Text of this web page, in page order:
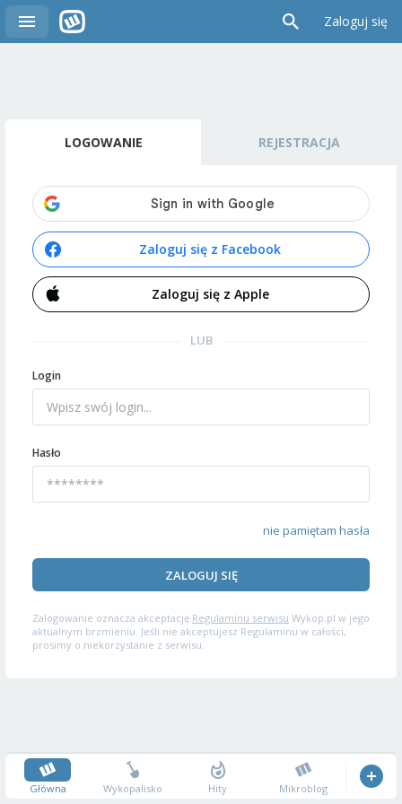
Zaloguj się
LOGOWANIE REJESTRACJA
Zaloguj się z Facebook
Zaloguj się z Apple
LUB
Login
Hasło
nie pamiętam hasła
ZALOGUJ SIĘ
Zalogowanie oznacza akceptację Regulaminu serwisu Wykop.pl w jego
aktualnym brzmieniu. Jeśli nie akceptujesz Regulaminu w całości,
prosimy o niekorzystanie z serwisu.
Główna Wykopalisko Hity Mikroblog